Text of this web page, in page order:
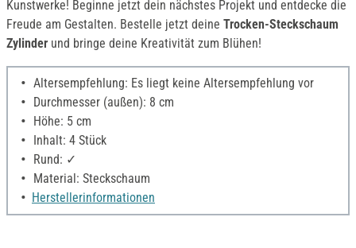
Kunstwerke! Beginne jetzt dein nächstes Projekt und entdecke die
Freude am Gestalten. Bestelle jetzt deine Trocken-Steckschaum
Zylinder und bringe deine Kreativität zum Blühen!
Altersempfehlung: Es liegt keine Altersempfehlung vor
Durchmesser (außen): 8 cm
Höhe: 5 cm
Inhalt: 4 Stück
Rund: ✓
Material: Steckschaum
Herstellerinformationen